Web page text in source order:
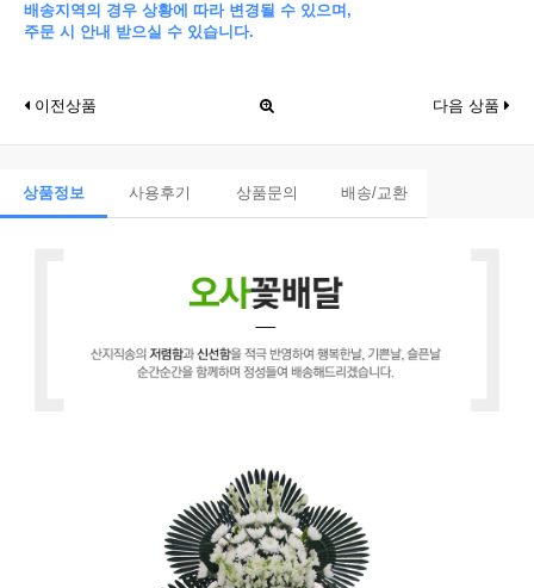
배송지역의 경우 상황에 따라 변경될 수 있으며,
주문 시 안내 받으실 수 있습니다.
이전상품 다음 상품
상품정보 사용후기 상품문의 배송/교환